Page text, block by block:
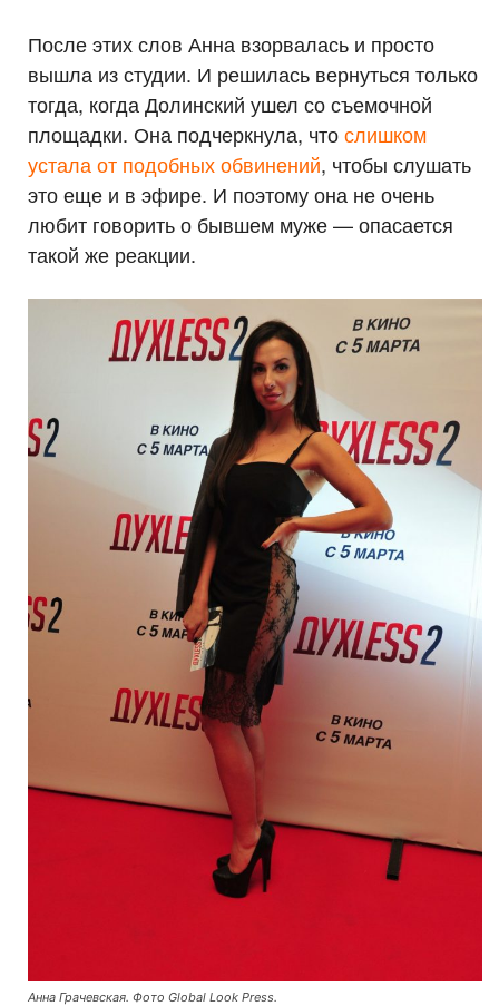
После этих слов Анна взорвалась и просто
вышла из студии. И решилась вернуться только
тогда, когда Долинский ушел со съемочной
площадки. Она подчеркнула, чтослишком
устала от подобных обвинений, чтобы слушать
это еще и в эфире. И поэтому она не очень
любит говорить о бывшем муже — опасается
такой же реакции.
Анна Грачевская. Фото Global Look Press.